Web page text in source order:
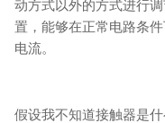
动方式以外的方式进行
置，能够在正常电路条
电流。
假设我不知道接触器是